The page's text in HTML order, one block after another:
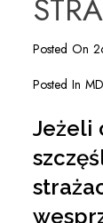
Posted On
Posted In
Jeżeli